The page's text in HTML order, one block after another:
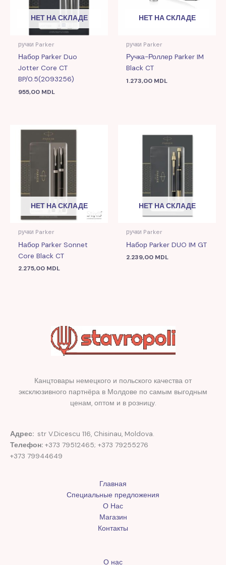
НЕТ НА СКЛАДЕ
ручки Parker
Набор Parker Duo
Jotter Core CT
BP/0.5(2093256)
955,00 MDL
НЕТ НА СКЛАДЕ
ручки Parker
Ручка-Роллер Parker IM
Black CT
1.273,00 MDL
НЕТ НА СКЛАДЕ
ручки Parker
Набор Parker Sonnet
Core Black CT
2.275,00 MDL
НЕТ НА СКЛАДЕ
ручки Parker
Набор Parker DUO IM GT
2.239,00 MDL
Канцтовары немецкого и польского качества от
эксклюзивного партнёра в Молдове по самым выгодным
ценам, оптом и в розницу.
Адрес: str V.Dicescu 116, Chisinau, Moldova.
Телефон: +373 79512465; +373 79255276
+373 79944649
Главная
Специальные предложения
О Нас
Магазин
Контакты
О нас